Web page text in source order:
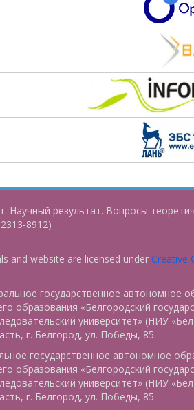
Научный результат. Вопросы
8912)
and website are licensed under Creative
государственное автономное
образования «Белгородский
университет» (НИУ
г. Белгород, ул. Победы, 85.
государственное автономное
образования «Белгородский
университет» (НИУ
г. Белгород, ул. Победы, 85.